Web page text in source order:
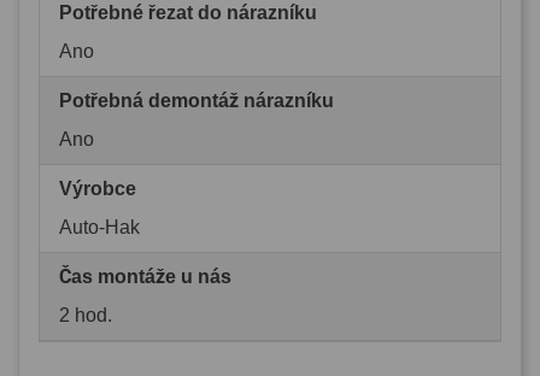
Potřebné řezat do nárazníku
Ano
Potřebná demontáž nárazníku
Ano
Výrobce
Auto-Hak
Čas montáže u nás
2 hod.